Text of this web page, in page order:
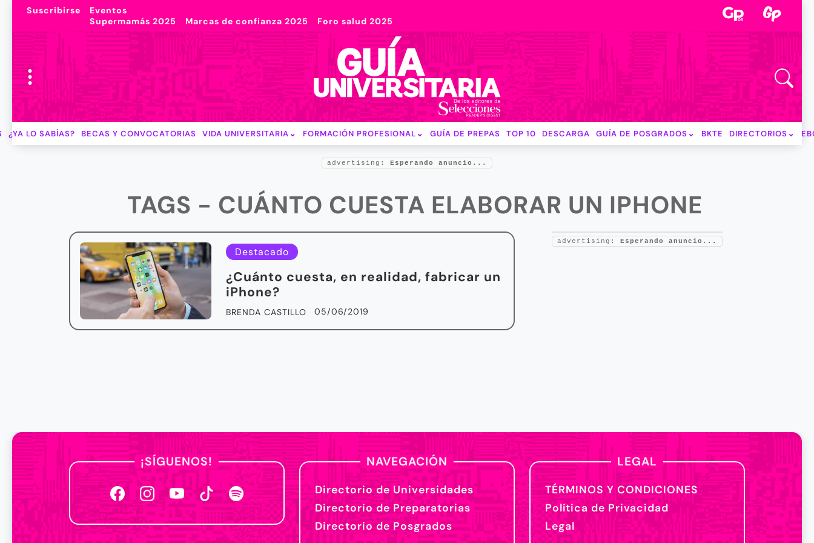
Suscribirse
Eventos
Supermamás 2025
Marcas de confianza 2025 Foro salud 2025
¿YA LO SABÍAS? BECAS Y CONVOCATORIAS VIDA UNIVERSITARIA FORMACIÓN PROFESIONAL GUÍA DE PREPAS TOP 10 DESCARGA GUÍA DE POSGRADOS BKTE DIRECTORIOS
advertising: Esperando anuncio...
TAGS - CUÁNTO CUESTA ELABORAR UN IPHONE
Destacado
¿Cuánto cuesta, en realidad, fabricar un
iPhone?
BRENDA CASTILLO 05/06/2019
advertising: Esperando anuncio...
¡SÍGUENOS! NAVEGACIÓN
Directorio de Universidades
Directorio de Preparatorias
Directorio de Posgrados
LEGAL
TÉRMINOS Y CONDICIONES
Política de Privacidad
Legal